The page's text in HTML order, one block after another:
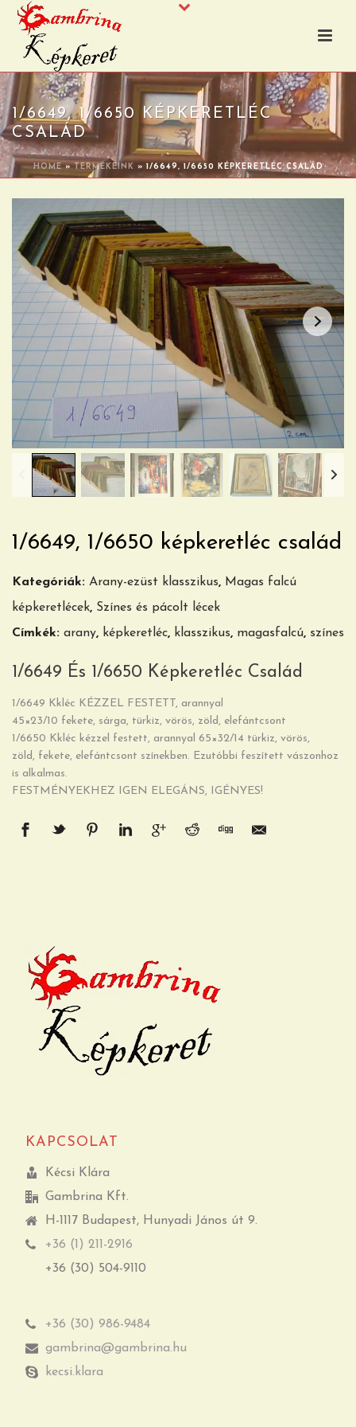
1/6649, 1/6650 KÉPKERETLÉC
CSALÁD
HOME»TERMÉKEINK » 1/6649, 1/6650 KÉPKERETLÉC CSALÁD
1/6649, 1/6650 képkeretléc család
Kategóriák: Arany-ezüst klasszikus, Magas falcú
képkeretlécek, Színes és pácolt lécek
Címkék: arany, képkeretléc, klasszikus, magasfalcú, színes
1/6649 És 1/6650 Képkeretléc Család
1/6649 Kkléc KÉZZEL FESTETT, arannyal
45×23/10 fekete, sárga, türkiz, vörös, zöld, elefántcsont
1/6650 Kkléc kézzel festett, arannyal 65×32/14 türkiz, vörös,
zöld, fekete, elefántcsont színekben. Ezutóbbi feszített vászonhoz
is alkalmas.
FESTMÉNYEKHEZ IGEN ELEGÁNS, IGÉNYES!
KAPCSOLAT
Kécsi Klára
Gambrina Kft.
H-1117 Budapest, Hunyadi János út 9.
+36 (1) 211-2916
+36 (30) 504-9110
+36 (30) 986-9484
gambrina@gambrina.hu
kecsi.klara